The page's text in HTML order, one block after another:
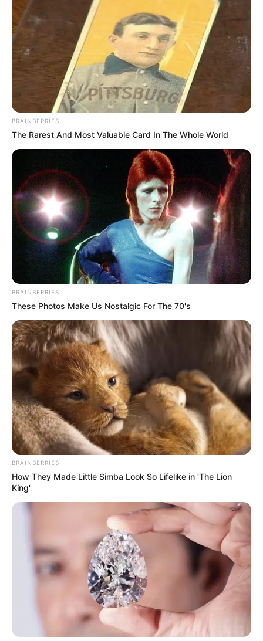
BRAINBERRIES
The Rarest And Most Valuable Card In The Whole World
BRAINBERRIES
These Photos Make Us Nostalgic For The 70's
BRAINBERRIES
How They Made Little Simba Look So Lifelike in 'The Lion
King'